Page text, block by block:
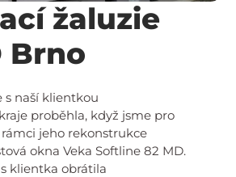
žaluzie
Brno
s naší klientkou
proběhla, když jsme pro
jeho rekonstrukce
okna Veka Softline 82 MD.
klientka obrátila